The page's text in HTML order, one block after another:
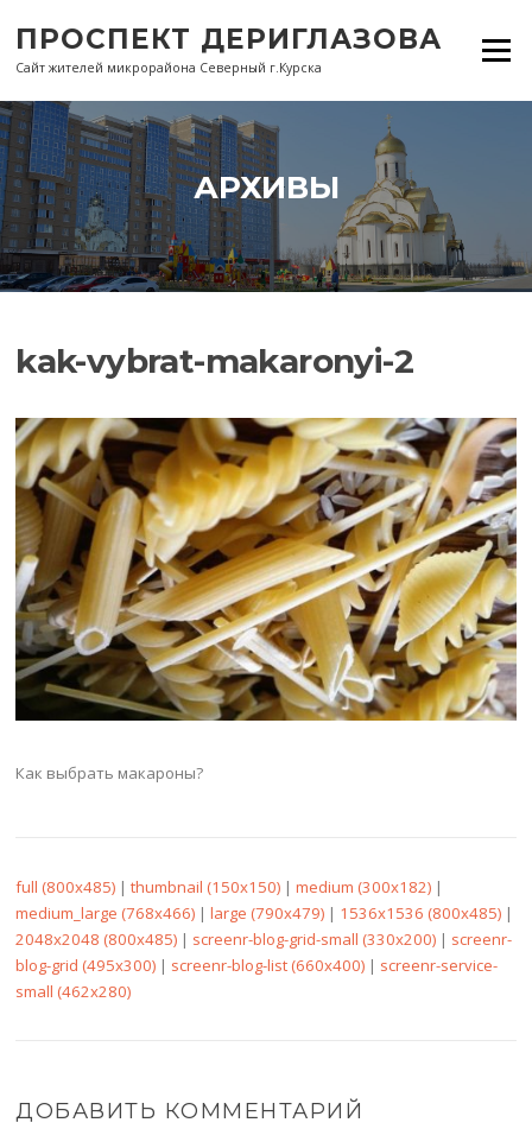
содержанию
ПРОСПЕКТ ДЕРИГЛАЗОВА
Сайт жителей микрорайона Северный г.Курска
Меню
АРХИВЫ
kak-vybrat-makaronyi-2
Как выбрать макароны?
full (800x485) |thumbnail (150x150) |medium (300x182) |
medium_large (768x466) |large (790x479) | 1536x1536 (800x485) |
2048x2048 (800x485) | screenr-blog-grid-small (330x200) | screenr-
blog-grid (495x300) | screenr-blog-list (660x400) | screenr-service-
small (462x280)
ДОБАВИТЬ КОММЕНТАРИЙ